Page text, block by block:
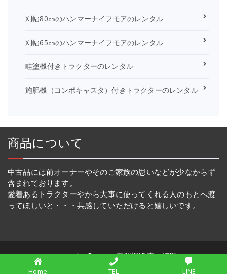
刈幅80㎝のハンマーナイフモアのレンタル
刈幅65㎝のハンマーナイフモアのレンタル
畦塗機付きトラクターのレンタル
施肥機（コンポキャスタ）付きトラクターのレンタル
商品について
中古品には前オーナーやそのご家族の思いなどが少なからず
含まれております。
愛着あるトラクターやから大事に使ってくれる人のもとへ渡
ってほしいと・・・共感していただけると嬉しいです。
Copyright © 2026 幸運機販売・姫路
Home TEL LINE